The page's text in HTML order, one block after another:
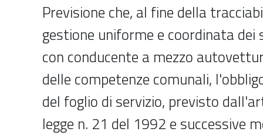
Previsione che, al fine della
gestione uniforme e coordinata dei
con conducente a mezzo
delle competenze comunali,
del foglio di servizio, previsto
legge n. 21 del 1992 e successive